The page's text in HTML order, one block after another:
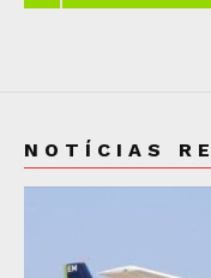
NOTÍCIAS